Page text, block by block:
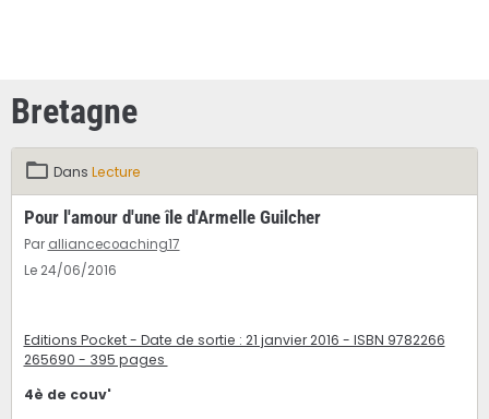
Bretagne
Dans Lecture
Pour l'amour d'une île d'Armelle Guilcher
Par alliancecoaching17
Le 24/06/2016
Editions Pocket - Date de sortie : 21 janvier 2016 - ISBN 9782266
265690 - 395 pages
4è de couv'